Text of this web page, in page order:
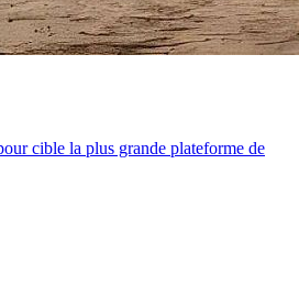
cible la plus grande plateforme de